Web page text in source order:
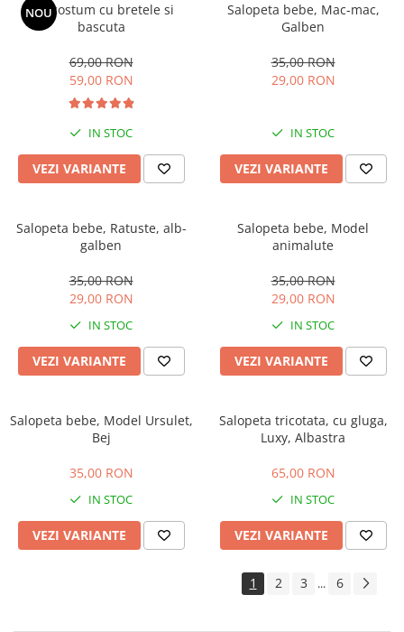
NOU
Set costum cu bretele si
bascuta
69,00 RON
59,00 RON
IN STOC
VEZI VARIANTE
Salopeta bebe, Mac-mac,
Galben
35,00 RON
29,00 RON
IN STOC
VEZI VARIANTE
Salopeta bebe, Ratuste, alb-
galben
35,00 RON
29,00 RON
IN STOC
VEZI VARIANTE
Salopeta bebe, Model
animalute
35,00 RON
29,00 RON
IN STOC
VEZI VARIANTE
Salopeta bebe, Model Ursulet,
Bej
35,00 RON
IN STOC
VEZI VARIANTE
Salopeta tricotata, cu gluga,
Luxy, Albastra
65,00 RON
IN STOC
VEZI VARIANTE
1 2 3 ... 6